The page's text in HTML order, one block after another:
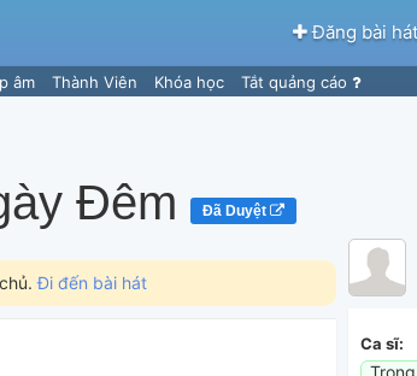
Đăng bài hát
âm Thành Viên Khóa học Tắt quảng cáo
Đêm Đã Duyệt
Đi đến bài hát
Ca sĩ: